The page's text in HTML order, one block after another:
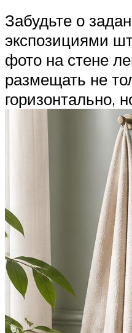
Забудьте о
экспозициями
фото на стене
размещать не
горизонтально,